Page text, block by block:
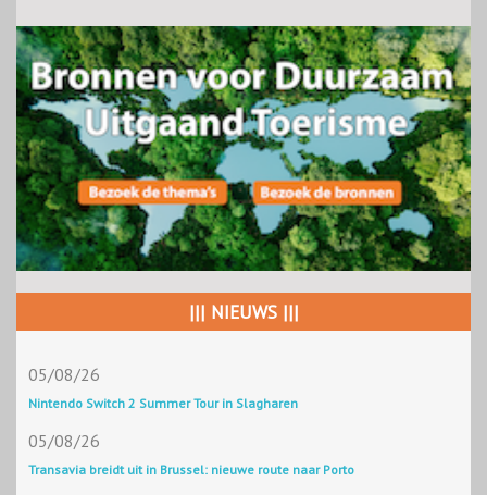
||| NIEUWS |||
05/08/26
Nintendo Switch 2 Summer Tour in Slagharen
05/08/26
Transavia breidt uit in Brussel: nieuwe route naar Porto